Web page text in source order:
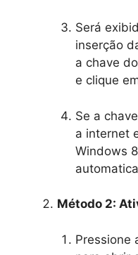
Será
inserção
a chave
e clique
Se a
a internet
Windows
Método 2:
Pressione